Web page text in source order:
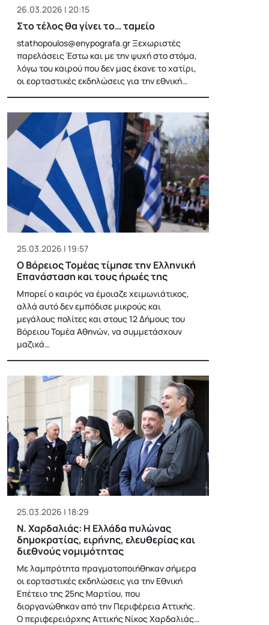
26.03.2026 | 20:15
Στο τέλος θα γίνει το… ταμείο
stathopoulos@enypografa.gr Ξεχωριστές
παρελάσεις Έστω και με την ψυχή στο στόμα,
λόγω του καιρού που δεν μας έκανε το χατίρι,
οι εορταστικές εκδηλώσεις για την εθνική…
25.03.2026 | 19:57
Ο Βόρειος Τομέας τίμησε την Ελληνική
Επανάσταση και τους ήρωές της
Μπορεί ο καιρός να έμοιαζε χειμωνιάτικος,
αλλά αυτό δεν εμπόδισε μικρούς και
μεγάλους πολίτες και στους 12 Δήμους του
Βόρειου Τομέα Αθηνών, να συμμετάσχουν
μαζικά…
25.03.2026 | 18:29
Ν. Χαρδαλιάς: Η Ελλάδα πυλώνας
δημοκρατίας, ειρήνης, ελευθερίας και
διεθνούς νομιμότητας
Με λαμπρότητα πραγματοποιήθηκαν σήμερα
οι εορταστικές εκδηλώσεις για την Εθνική
Επέτειο της 25ης Μαρτίου, που
διοργανώθηκαν από την Περιφέρεια Αττικής.
Ο περιφερειάρχης Αττικής Νίκος Χαρδαλιάς…